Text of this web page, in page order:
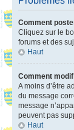
Comment
Cliquez sur le
forums et des
Haut
Comment
A moins d’être
du message
message
peuvent pas
Haut